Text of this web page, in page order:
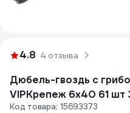
4.8 4 отзыва
Дюбель-гвоздь с
VIPКрепеж 6х40 61 шт
Код товара: 15693373